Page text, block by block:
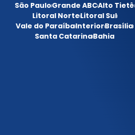
São PauloGrande ABCAlto Tietê
Litoral NorteLitoral Sul
Vale do ParaíbaInteriorBrasília
Santa CatarinaBahia